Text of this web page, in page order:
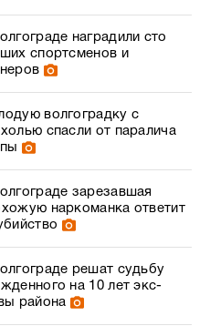
наградили сто
спортсменов и
волгоградку с
спасли от паралича
зарезавшая
наркоманка ответит
решат судьбу
на 10 лет экс-
района